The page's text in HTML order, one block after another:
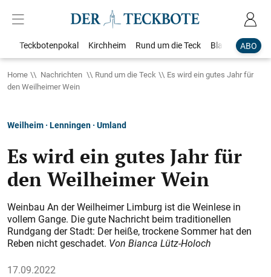
ABO
Teckbotenpokal Kirchheim Rund um die Teck Blaulicht
Home Nachrichten Rund um die Teck
Es wird ein gutes Jahr für
den Weilheimer Wein
Weilheim · Lenningen · Umland
Es wird ein gutes Jahr für
den Weilheimer Wein
Weinbau An der Weilheimer Limburg ist die Weinlese in
vollem Gange. Die gute Nachricht beim traditionellen
Rundgang der Stadt: Der heiße, trockene Sommer hat den
Reben nicht geschadet. Von Bianca Lütz-Holoch
17.09.2022